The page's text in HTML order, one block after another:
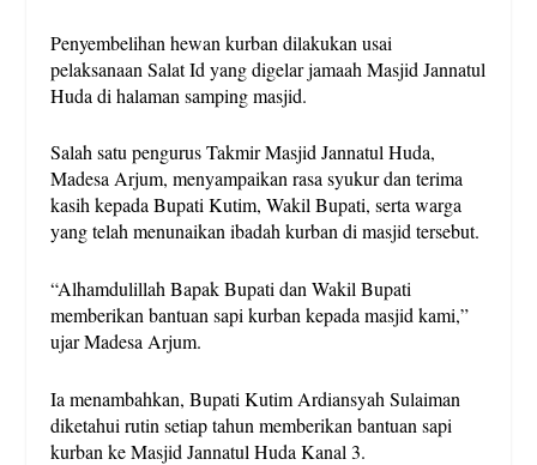
Penyembelihan hewan kurban dilakukan usai
pelaksanaan Salat Id yang digelar jamaah Masjid Jannatul
Huda di halaman samping masjid.
Salah satu pengurus Takmir Masjid Jannatul Huda,
Madesa Arjum, menyampaikan rasa syukur dan terima
kasih kepada Bupati Kutim, Wakil Bupati, serta warga
yang telah menunaikan ibadah kurban di masjid tersebut.
“Alhamdulillah Bapak Bupati dan Wakil Bupati
memberikan bantuan sapi kurban kepada masjid kami,”
ujar Madesa Arjum.
Ia menambahkan, Bupati Kutim Ardiansyah Sulaiman
diketahui rutin setiap tahun memberikan bantuan sapi
kurban ke Masjid Jannatul Huda Kanal 3.